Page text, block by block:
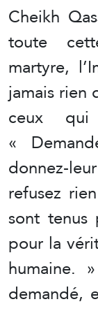
Cheikh
toute
martyre,
jamais rien
ceux
«
donnez-
refusez
sont tenus
pour la
humaine.
demandé,